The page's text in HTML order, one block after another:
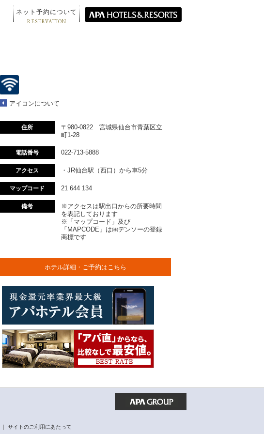
ネット予約について
RESERVATION
アイコンについて
住所
〒980-0822 宮城県仙台市青葉区立
町1-28
電話番号 022-713-5888
アクセス ・JR仙台駅（西口）から車5分
マップコード 21 644 134
備考
※アクセスは駅出口からの所要時間
を表記しております
※「マップコード」及び
「MAPCODE」は㈱デンソーの登録
商標です
ホテル詳細・ご予約はこちら
｜ サイトのご利用にあたって